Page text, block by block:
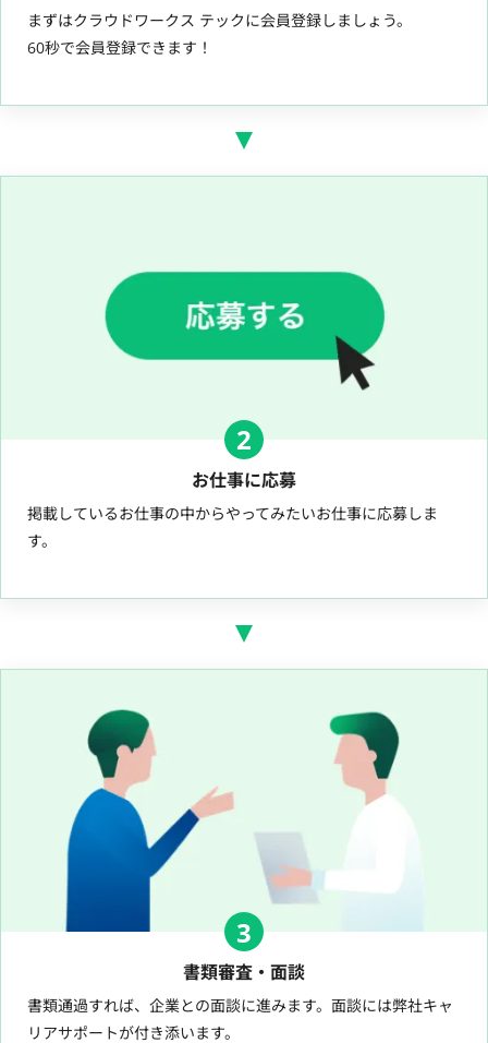
まずはクラウドワークス テックに会員登録しましょう。
60秒で会員登録できます！
2
お仕事に応募
掲載しているお仕事の中からやってみたいお仕事に応募しま
す。
3
書類審査・面談
書類通過すれば、企業との面談に進みます。面談には弊社キャ
リアサポートが付き添います。